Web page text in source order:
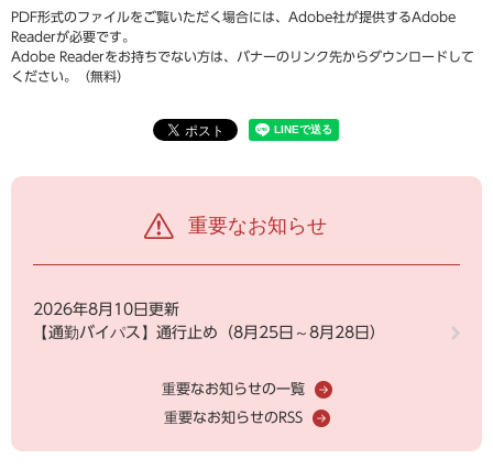
PDF形式のファイルをご覧いただく場合には、Adobe社が提供するAdobe
Readerが必要です。
Adobe Readerをお持ちでない方は、バナーのリンク先からダウンロードして
ください。（無料）
重要なお知らせ
2026年8月10日更新
【通勤バイパス】通行止め（8月25日～8月28日）
重要なお知らせの一覧
重要なお知らせのRSS